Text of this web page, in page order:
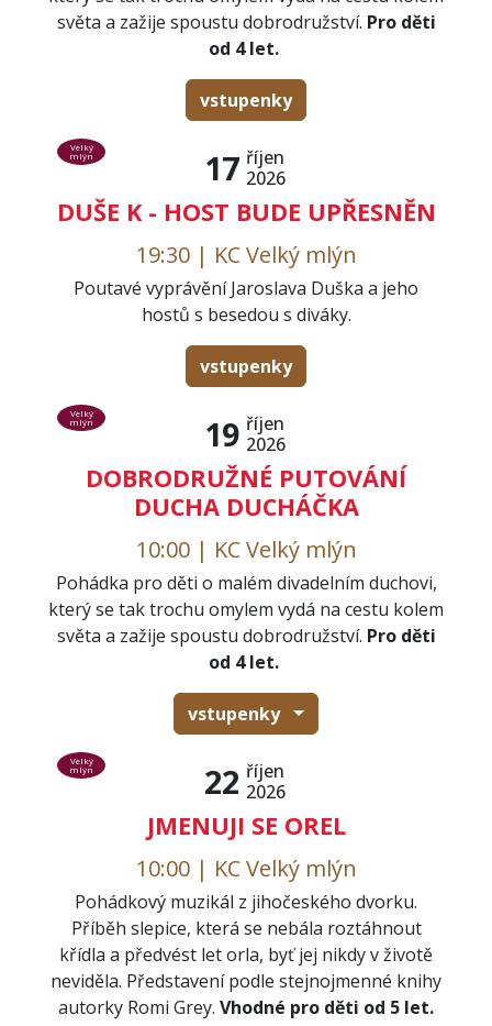
světa a zažije spoustu dobrodružství. Pro děti
od 4 let.
vstupenky
17 říjen
2026
DUŠE K - HOST BUDE UPŘESNĚN
Velký
mlýn
19:30 | KC Velký mlýn
Poutavé vyprávění Jaroslava Duška a jeho
hostů s besedou s diváky.
vstupenky
19 říjen
2026
DOBRODRUŽNÉ PUTOVÁNÍ
DUCHA DUCHÁČKA
Velký
mlýn
10:00 | KC Velký mlýn
Pohádka pro děti o malém divadelním duchovi,
který se tak trochu omylem vydá na cestu kolem
světa a zažije spoustu dobrodružství. Pro děti
od 4 let.
vstupenky
22 říjen
2026
JMENUJI SE OREL
Velký
mlýn
10:00 | KC Velký mlýn
Pohádkový muzikál z jihočeského dvorku.
Příběh slepice, která se nebála roztáhnout
křídla a předvést let orla, byť jej nikdy v životě
neviděla. Představení podle stejnojmenné knihy
autorky Romi Grey. Vhodné pro děti od 5 let.